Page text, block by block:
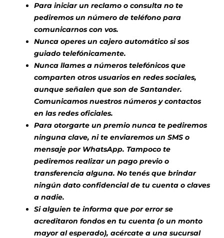
Para iniciar un reclamo o consulta no te
pediremos un número de teléfono para
comunicarnos con vos.
Nunca operes un cajero automático si sos
guiado telefónicamente.
Nunca llames a números telefónicos que
comparten otros usuarios en redes sociales,
aunque señalen que son de Santander.
Comunicamos nuestros números y contactos
en las redes oficiales.
Para otorgarte un premio nunca te pediremos
ninguna clave, ni te enviaremos un SMS o
mensaje por WhatsApp. Tampoco te
pediremos realizar un pago previo o
transferencia alguna. No tenés que brindar
ningún dato confidencial de tu cuenta o claves
a nadie.
Si alguien te informa que por error se
acreditaron fondos en tu cuenta (o un monto
mayor al esperado), acércate a una sucursal